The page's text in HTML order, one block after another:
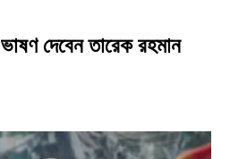
দেবেন তারেক রহমান